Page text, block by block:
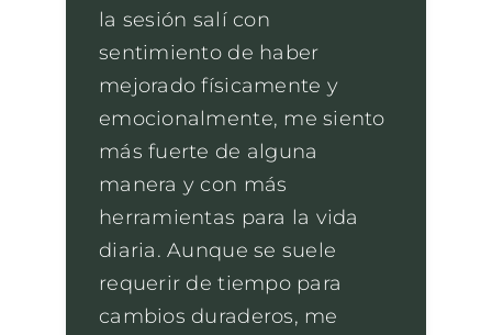
la sesión salí con
sentimiento de haber
mejorado físicamente y
emocionalmente, me siento
más fuerte de alguna
manera y con más
herramientas para la vida
diaria. Aunque se suele
requerir de tiempo para
cambios duraderos, me